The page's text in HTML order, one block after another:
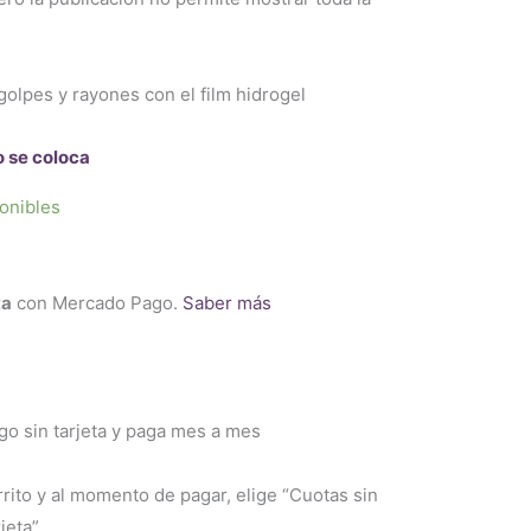
y rayones con el film hidrogel
se coloca
con Mercado Pago. Saber más
sin tarjeta y paga mes a mes
y al momento de pagar, elige “Cuotas sin